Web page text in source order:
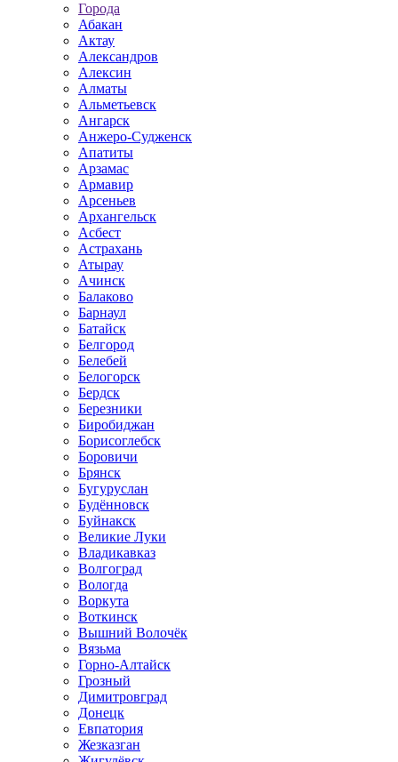
Города
Абакан
Актау
Александров
Алексин
Алматы
Альметьевск
Ангарск
Анжеро-Судженск
Апатиты
Арзамас
Армавир
Арсеньев
Архангельск
Асбест
Астрахань
Атырау
Ачинск
Балаково
Барнаул
Батайск
Белгород
Белебей
Белогорск
Бердск
Березники
Биробиджан
Борисоглебск
Боровичи
Брянск
Бугуруслан
Будённовск
Буйнакск
Великие Луки
Владикавказ
Волгоград
Вологда
Воркута
Воткинск
Вышний Волочёк
Вязьма
Горно-Алтайск
Грозный
Димитровград
Донецк
Евпатория
Жезказган